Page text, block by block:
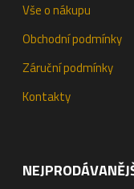
Vše o nákupu
Obchodní podmínky
Záruční podmínky
Kontakty